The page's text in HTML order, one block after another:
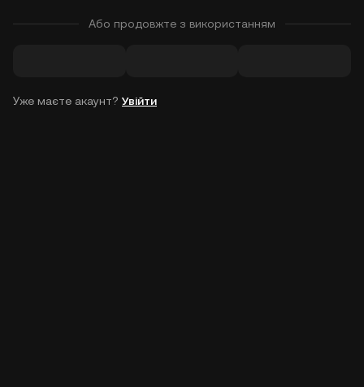
Або продовжте з використанням
Уже маєте акаунт? Увійти